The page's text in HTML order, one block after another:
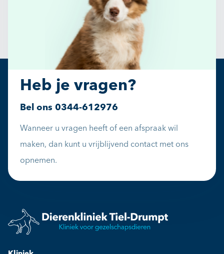
Heb je vragen?
Bel ons 0344-612976
Wanneer u vragen heeft of een afspraak wil
maken, dan kunt u vrijblijvend contact met ons
opnemen.